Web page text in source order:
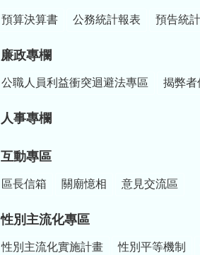
預算決算書 公務統計報表 預告統
廉政專欄
公職人員利益衝突迴避法專區 揭弊者
人事專欄
互動專區
區長信箱 關廟憶相 意見交流區
性別主流化專區
性別主流化實施計畫 性別平等機制